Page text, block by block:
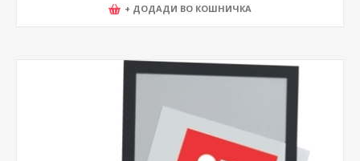
+ ДОДАДИ ВО КОШНИЧКА